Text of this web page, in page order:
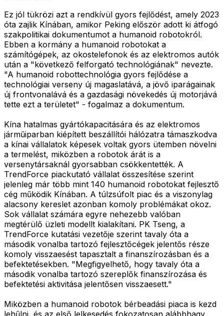
Ez jól tükrözi azt a rendkívül gyors fejlődést, amely 2023
óta zajlik Kínában, amikor Peking először adott ki átfogó
szakpolitikai dokumentumot a humanoid robotokról.
Ebben a kormány a humanoid robotokat a
számítógépek, az okostelefonok és az elektromos autók
után a "következő felforgató technológiának" nevezte.
"A humanoid robottechnológia gyors fejlődése a
technológiai verseny új magaslatává, a jövő iparágainak
új frontvonalává és a gazdasági növekedés új motorjává
tette ezt a területet" - fogalmaz a dokumentum.
Kína hatalmas gyártókapacitására és az elektromos
járműiparban kiépített beszállítói hálózatra támaszkodva
a kínai vállalatok képesek voltak gyors ütemben növelni
a termelést, miközben a robotok árát is a
versenytársaknál gyorsabban csökkentették. A
TrendForce piackutató vállalat összesítése szerint
jelenleg már több mint 140 humanoid robotokat fejlesztő
cég működik Kínában. A túlzsúfolt piac és a viszonylag
alacsony kereslet azonban komoly problémákat okoz.
Sok vállalat számára egyre nehezebb valóban
megtérülő üzleti modellt kialakítani. PK Tseng, a
TrendForce kutatási vezetője szerint tavaly óta a
második vonalba tartozó fejlesztőcégek jelentős része
komoly visszaesést tapasztalt a finanszírozásban és a
befektetésekben. "Megfigyelhető, hogy tavaly óta a
második vonalba tartozó szereplők finanszírozása és
befektetési aktivitása jelentősen visszaesett."
Miközben a humanoid robotok bérbeadási piaca is kezd
lehűlni, és az első lelkesedés fokozatosan alábbhagy,